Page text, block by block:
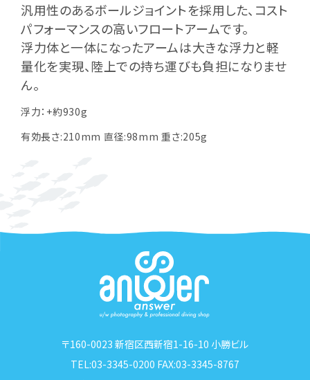
汎用性のあるボールジョイントを採用した、コスト
パフォーマンスの高いフロートアームです。
浮力体と一体になったアームは大きな浮力と軽
量化を実現、陸上での持ち運びも負担になりませ
ん。
浮力：+約930g
有効長さ:210mm 直径:98mm 重さ:205g
〒160-0023 新宿区西新宿1-16-10 小勝ビル
TEL:03-3345-0200 FAX:03-3345-8767